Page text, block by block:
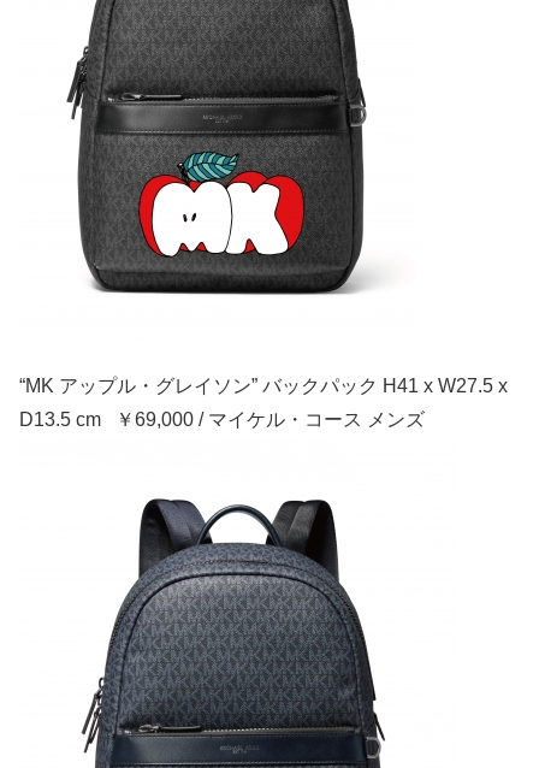
“MK アップル・グレイソン” バックパック H41 x W27.5 x
D13.5 cm ￥69,000 / マイケル・コース メンズ